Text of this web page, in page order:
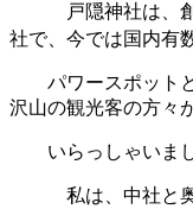
戸隠神社は、創
社で、今では国内有
パワースポットと
沢山の観光客の方々
いらっしゃいまし
私は、中社と奥